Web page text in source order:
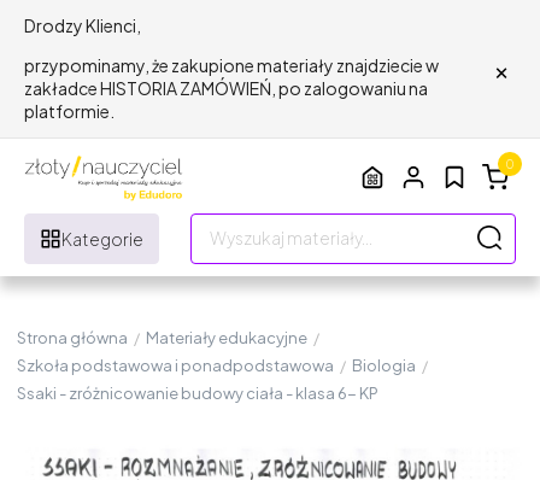
Drodzy Klienci,
przypominamy, że zakupione materiały znajdziecie w
zakładce HISTORIA ZAMÓWIEŃ, po zalogowaniu na
platformie.
×
Kategorie
0
Strona główna / Materiały edukacyjne /
Szkoła podstawowa i ponadpodstawowa / Biologia /
Ssaki - zróżnicowanie budowy ciała - klasa 6- KP